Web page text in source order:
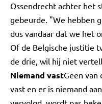
Ossendrecht achter het
gebeurde. "We hebben
dus vandaar dat we het
Of de Belgische justitie
de drie, wil hij niet
Niemand vastGeen
vast en er is niemand